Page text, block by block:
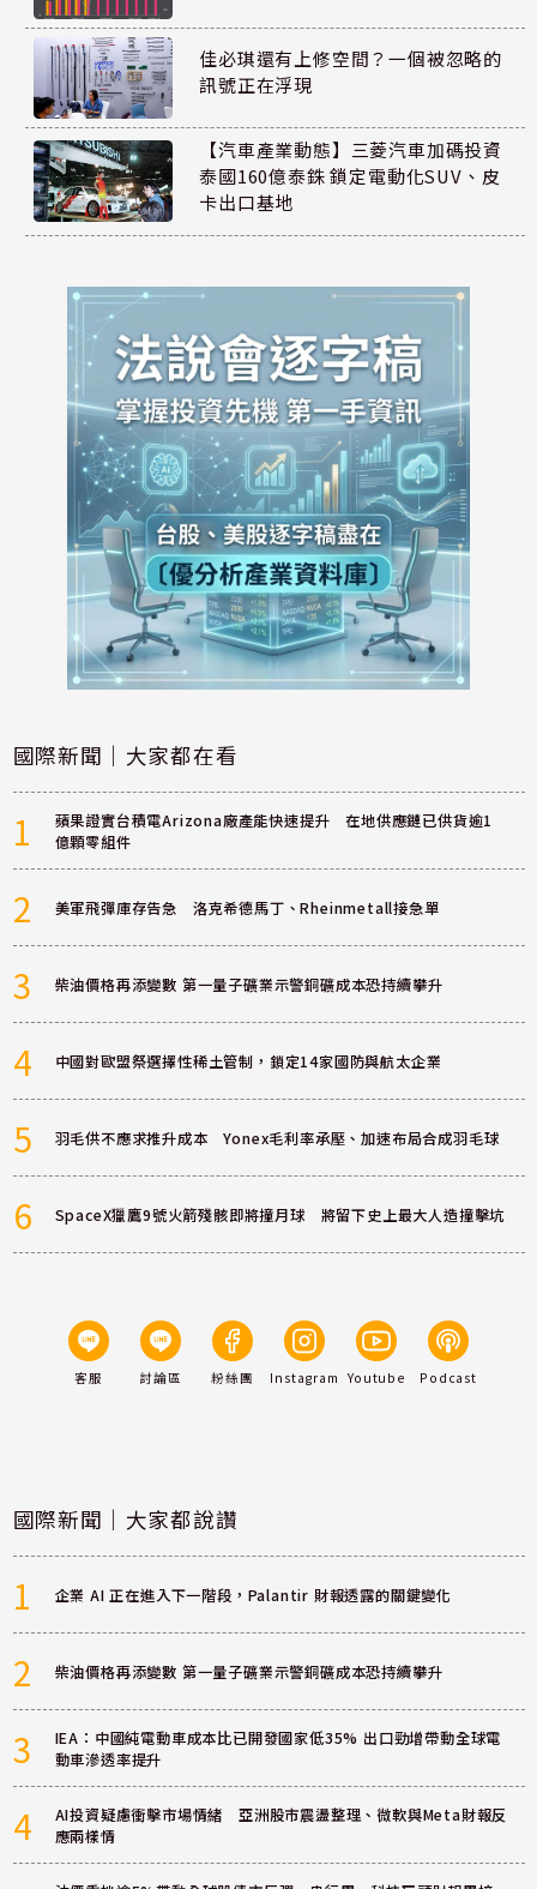
佳必琪還有上修空間？一個被忽略的
訊號正在浮現
【汽車產業動態】三菱汽車加碼投資
泰國160億泰銖 鎖定電動化SUV、皮
卡出口基地
國際新聞｜大家都在看
1
蘋果證實台積電Arizona廠產能快速提升 在地供應鏈已供貨逾1
億顆零組件
2 美軍飛彈庫存告急 洛克希德馬丁、Rheinmetall接急單
3 柴油價格再添變數 第一量子礦業示警銅礦成本恐持續攀升
4 中國對歐盟祭選擇性稀土管制，鎖定14家國防與航太企業
5 羽毛供不應求推升成本 Yonex毛利率承壓、加速布局合成羽毛球
6 SpaceX獵鷹9號火箭殘骸即將撞月球 將留下史上最大人造撞擊坑
客服 討論區 粉絲團 Instagram Youtube Podcast
國際新聞｜大家都說讚
1 企業 AI 正在進入下一階段，Palantir 財報透露的關鍵變化
2 柴油價格再添變數 第一量子礦業示警銅礦成本恐持續攀升
3
IEA：中國純電動車成本比已開發國家低35% 出口勁增帶動全球電
動車滲透率提升
4
AI投資疑慮衝擊市場情緒 亞洲股市震盪整理、微軟與Meta財報反
應兩樣情